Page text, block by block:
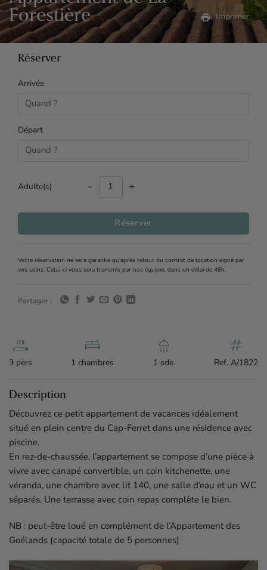
Forestière
print Imprimer
group
3 pers
bed
1 chambres
shower
1 sde.
tag
Ref. A/1822
Description
Découvrez ce petit appartement de vacances idéalement
situé en plein centre du Cap-Ferret dans une résidence avec
piscine.
En rez-de-chaussée, l’appartement se compose d’une pièce à
vivre avec canapé convertible, un coin kitchenette, une
véranda, une chambre avec lit 140, une salle d’eau et un WC
séparés. Une terrasse avec coin repas complète le bien.
NB : peut-être loué en complément de l’Appartement des
Goélands (capacité totale de 5 personnes)
Réserver
Arrivée
Départ
Adulte(s) - +
Réserver
Votre réservation ne sera garantie qu’après retour du contrat de location signé par
vos soins. Celui-ci vous sera transmis par nos équipes dans un délai de 48h.
Partager :